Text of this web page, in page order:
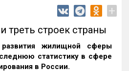
+
треть строек страны
жилищной сферы
статистику в сфере
в России.